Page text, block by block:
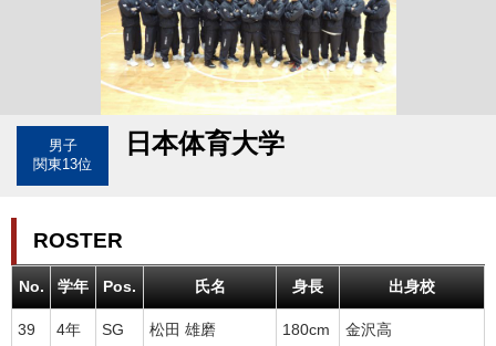
男子
関東13位
日本体育大学
ROSTER
No. 学年 Pos. 氏名 身長 出身校
39 4年 SG 松田 雄磨 180cm 金沢高